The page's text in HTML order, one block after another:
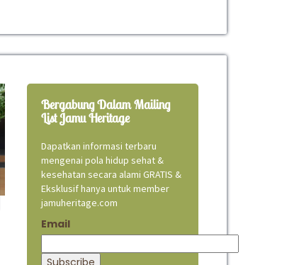
Bergabung Dalam Mailing
List Jamu Heritage
Dapatkan informasi terbaru
mengenai pola hidup sehat &
kesehatan secara alami GRATIS &
Eksklusif hanya untuk member
jamuheritage.com
Email